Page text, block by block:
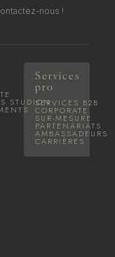
nous !
STUDION
Services
pro
SERVICES B2B
CORPORATE
SUR-MESURE
PARTENARIATS
AMBASSADEURS
CARRIÈRES